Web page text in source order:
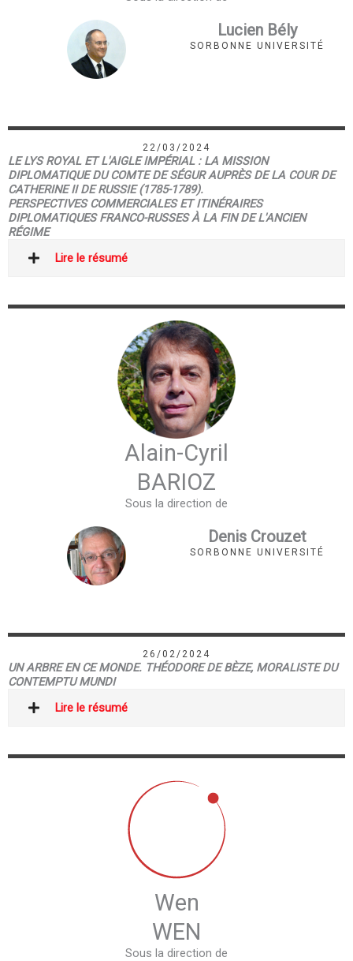
Lucien Bély
SORBONNE UNIVERSITÉ
22/03/2024
LE LYS ROYAL ET L'AIGLE IMPÉRIAL : LA MISSION
DIPLOMATIQUE DU COMTE DE SÉGUR AUPRÈS DE LA COUR DE
CATHERINE II DE RUSSIE (1785-1789).
PERSPECTIVES COMMERCIALES ET ITINÉRAIRES
DIPLOMATIQUES FRANCO-RUSSES À LA FIN DE L'ANCIEN
RÉGIME
Lire le résumé
Alain-Cyril
BARIOZ
Sous la direction de
Denis Crouzet
SORBONNE UNIVERSITÉ
26/02/2024
UN ARBRE EN CE MONDE. THÉODORE DE BÈZE, MORALISTE DU
CONTEMPTU MUNDI
Lire le résumé
Wen
WEN
Sous la direction de